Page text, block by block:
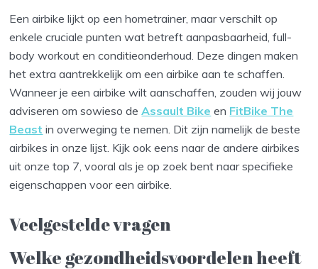
Een airbike lijkt op een hometrainer, maar verschilt op
enkele cruciale punten wat betreft aanpasbaarheid, full-
body workout en conditieonderhoud. Deze dingen maken
het extra aantrekkelijk om een airbike aan te schaffen.
Wanneer je een airbike wilt aanschaffen, zouden wij jouw
adviseren om sowieso deAssault Bike en FitBike The
Beast in overweging te nemen. Dit zijn namelijk de beste
airbikes in onze lijst. Kijk ook eens naar de andere airbikes
uit onze top 7, vooral als je op zoek bent naar specifieke
eigenschappen voor een airbike.
Veelgestelde vragen
Welke gezondheidsvoordelen heeft